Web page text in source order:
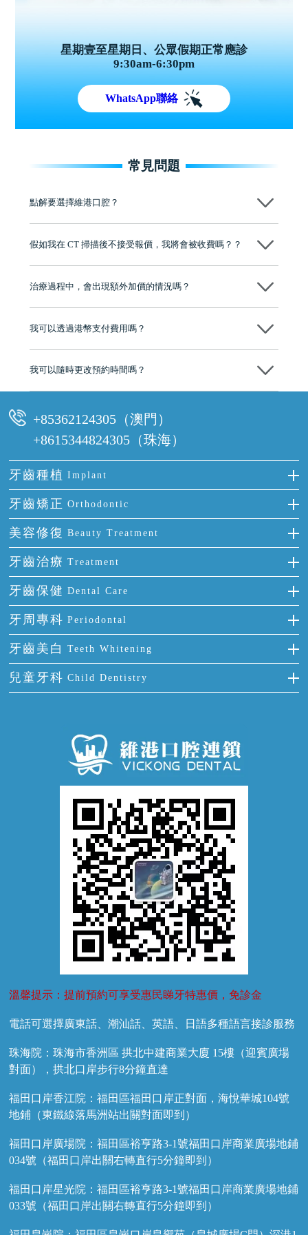
星期壹至星期日、公眾假期正常應診
9:30am-6:30pm
WhatsApp聯絡
常見問題
點解要選擇維港口腔？
維港口腔踐行「醫道濟世」的大學校訓，各分院匯聚來自香港、內地的
牌」、「2025香港企業領袖品牌」，是諾貝爾種植系統全球放心植牙中
至今已服務超過三十個國家和地區的顧客，受到粵港澳大灣區及周邊城
市市民極高的口碑評價及信任推薦 珠海、深圳設有八大分院，香港亦設
有咨詢及服務保障中心，有任何問題都可以隨時預約免費咨詢，讓人十
假如我在 CT 掃描後不接受報價，我將會被收費嗎？？
治療過程中，會出現額外加價的情況嗎？
我可以透過港幣支付費用嗎？
我可以隨時更改預約時間嗎？
可以，請盡早通過wechat或whatsapp聯絡我們，告知我們你原本預約的
+85362124305（澳門）
+8615344824305（珠海）
牙齒種植 Implant
種牙
單顆牙缺失
門牙缺失
多顆牙缺失
半口缺失
全口缺失
牙齒矯正 Orthodontic
隱形箍牙
前牙反頜
牙齒擁擠
牙齒前突
牙齒稀疏
美容修復 Beauty Treatment
全瓷牙
烤瓷牙
氟斑牙
四環素牙
活動假牙
牙貼面
牙齒治療 Treatment
補牙
智齒
根管治療
拔牙
牙痛
牙齒保健 Dental Care
正確刷牙
全國愛牙日
預防牙病
牙科通識
牙周專科 Periodontal
牙周炎
牙齦出血
牙齦炎
牙齦萎縮
牙齒美白 Teeth Whitening
冷光美白
兒童牙科 Child Dentistry
溫馨提示：提前預約可享受惠民睇牙特惠價，免診金
電話可選擇廣東話、潮汕話、英語、日語多種語言接診服務
珠海院：珠海市香洲區 拱北中建商業大廈 15樓（迎賓廣場
對面），拱北口岸步行8分鐘直達
福田口岸香江院：福田區福田口岸正對面，海悅華城104號
地鋪（東鐵線落馬洲站出關對面即到）
福田口岸廣場院：福田區裕亨路3-1號福田口岸商業廣場地鋪
034號（福田口岸出關右轉直行5分鐘即到）
福田口岸星光院：福田區裕亨路3-1號福田口岸商業廣場地鋪
033號（福田口岸出關右轉直行5分鐘即到）